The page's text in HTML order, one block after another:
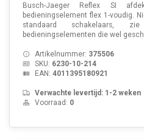
Busch-Jaeger Reflex SI
bedieningselement flex 1-voudig.
standaard schakelaars,
bedieningselementen die wel
Artikelnummer: 375506
SKU: 6230-10-214
EAN: 4011395180921
Verwachte levertijd: 1-2 weken
Voorraad: 0